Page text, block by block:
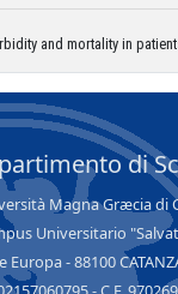
and mortality in
di
Magna Græcia di
Universitario
Europa - 88100